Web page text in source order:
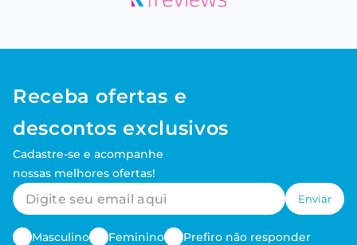
Receba ofertas e
descontos exclusivos
Cadastre-se e acompanhe
nossas melhores ofertas!
Enviar
Masculino Feminino Prefiro não responder